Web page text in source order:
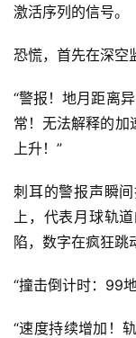
激活序列的信号。
恐慌，首先在深空
“警报！地月距离
常！无法解释的加
上升！”
刺耳的警报声瞬
上，代表月球轨
陷，数字在疯狂跳
“撞击倒计时：99
“速度持续增加！